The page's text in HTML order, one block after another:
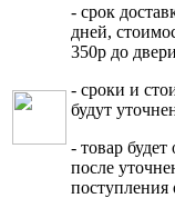
- срок
дней,
350р до
- сроки и
будут
- товар
после
поступления